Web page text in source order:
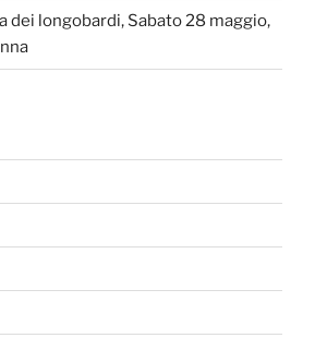
dei longobardi, Sabato 28 maggio,